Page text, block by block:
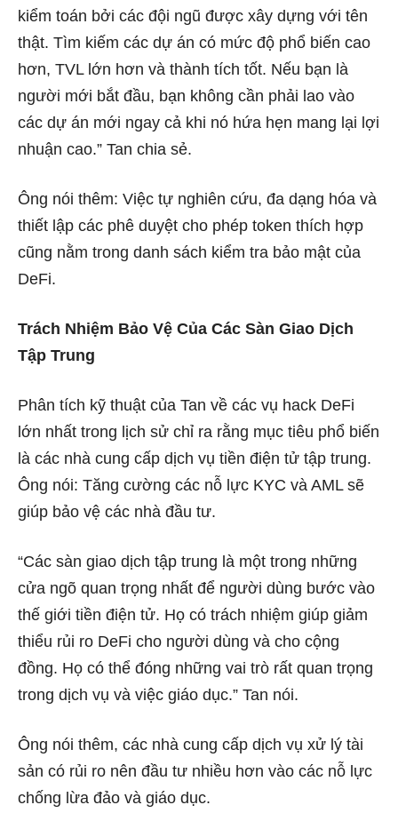
kiểm toán bởi các đội ngũ được xây dựng với tên
thật. Tìm kiếm các dự án có mức độ phổ biến cao
hơn, TVL lớn hơn và thành tích tốt. Nếu bạn là
người mới bắt đầu, bạn không cần phải lao vào
các dự án mới ngay cả khi nó hứa hẹn mang lại lợi
nhuận cao.” Tan chia sẻ.
Ông nói thêm: Việc tự nghiên cứu, đa dạng hóa và
thiết lập các phê duyệt cho phép token thích hợp
cũng nằm trong danh sách kiểm tra bảo mật của
DeFi.
Trách Nhiệm Bảo Vệ Của Các Sàn Giao Dịch
Tập Trung
Phân tích kỹ thuật của Tan về các vụ hack DeFi
lớn nhất trong lịch sử chỉ ra rằng mục tiêu phổ biến
là các nhà cung cấp dịch vụ tiền điện tử tập trung.
Ông nói: Tăng cường các nỗ lực KYC và AML sẽ
giúp bảo vệ các nhà đầu tư.
“Các sàn giao dịch tập trung là một trong những
cửa ngõ quan trọng nhất để người dùng bước vào
thế giới tiền điện tử. Họ có trách nhiệm giúp giảm
thiểu rủi ro DeFi cho người dùng và cho cộng
đồng. Họ có thể đóng những vai trò rất quan trọng
trong dịch vụ và việc giáo dục.” Tan nói.
Ông nói thêm, các nhà cung cấp dịch vụ xử lý tài
sản có rủi ro nên đầu tư nhiều hơn vào các nỗ lực
chống lừa đảo và giáo dục.